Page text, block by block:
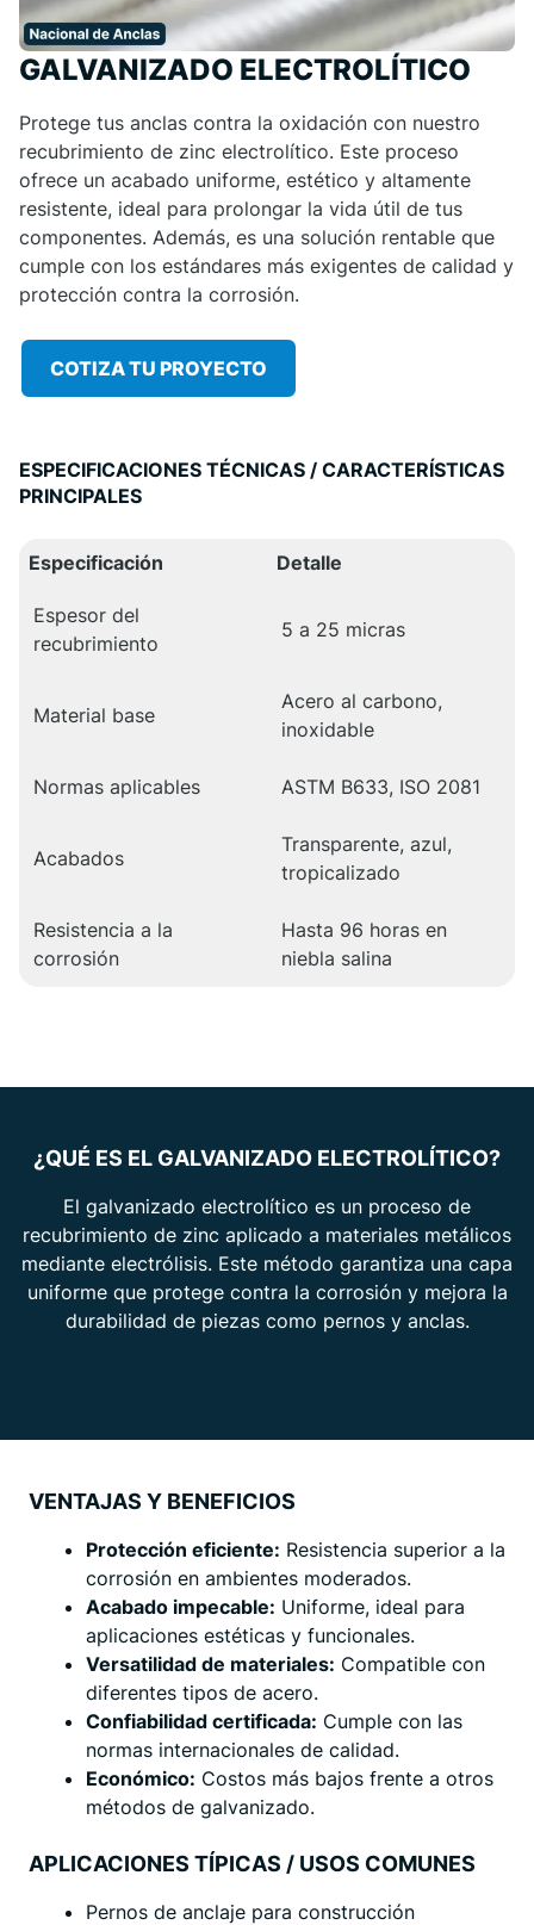
GALVANIZADO ELECTROLÍTICO
Protege tus anclas contra la oxidación con nuestro
recubrimiento de zinc electrolítico. Este proceso
ofrece un acabado uniforme, estético y altamente
resistente, ideal para prolongar la vida útil de tus
componentes. Además, es una solución rentable que
cumple con los estándares más exigentes de calidad y
protección contra la corrosión.
COTIZA TU PROYECTO
ESPECIFICACIONES TÉCNICAS / CARACTERÍSTICAS
PRINCIPALES
Especificación Detalle
Espesor del
recubrimiento
5 a 25 micras
Material base
Acero al carbono,
inoxidable
Normas aplicables ASTM B633, ISO 2081
Acabados
Transparente, azul,
tropicalizado
Resistencia a la
corrosión
Hasta 96 horas en
niebla salina
¿QUÉ ES EL GALVANIZADO ELECTROLÍTICO?
El galvanizado electrolítico es un proceso de
recubrimiento de zinc aplicado a materiales metálicos
mediante electrólisis. Este método garantiza una capa
uniforme que protege contra la corrosión y mejora la
durabilidad de piezas como pernos y anclas.
VENTAJAS Y BENEFICIOS
Protección eficiente: Resistencia superior a la
corrosión en ambientes moderados.
Acabado impecable: Uniforme, ideal para
aplicaciones estéticas y funcionales.
Versatilidad de materiales: Compatible con
diferentes tipos de acero.
Confiabilidad certificada: Cumple con las
normas internacionales de calidad.
Económico: Costos más bajos frente a otros
métodos de galvanizado.
APLICACIONES TÍPICAS / USOS COMUNES
Pernos de anclaje para construcción